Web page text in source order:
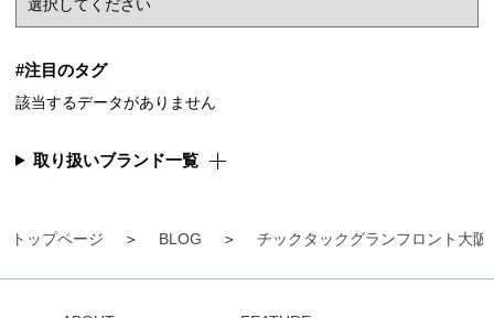
トップページ BLOG チックタックグランフロント大阪
#注目のタグ
該当するデータがありません
取り扱いブランド一覧